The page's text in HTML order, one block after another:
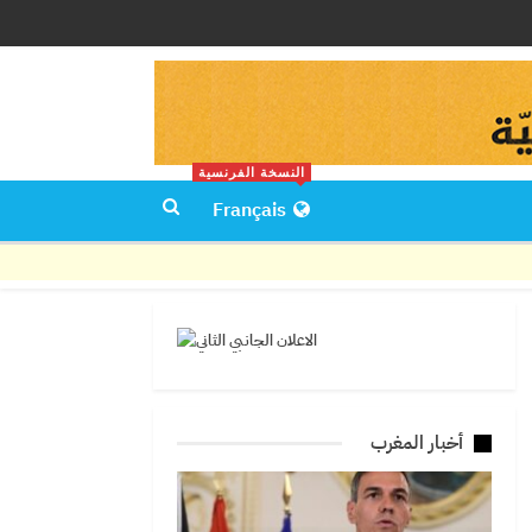
Français
النسخة الفرنسية
أخبار المغرب